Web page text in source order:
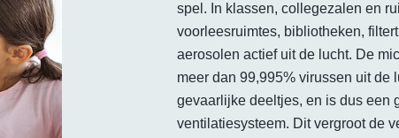
spel. In klassen, collegezalen en
voorleesruimtes, bibliotheken,
aerosolen actief uit de lucht. De
meer dan 99,995% virussen uit de
gevaarlijke deeltjes, en is dus een
ventilatiesysteem. Dit vergroot de